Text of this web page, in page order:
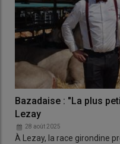
Bazadaise : "La plus
Lezay
28 août 2025
À Lezay, la race girondine